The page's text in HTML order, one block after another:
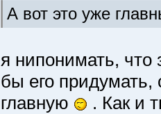
А вот это уже
я нипонимать, что
бы его придумать,
главную
. Как и